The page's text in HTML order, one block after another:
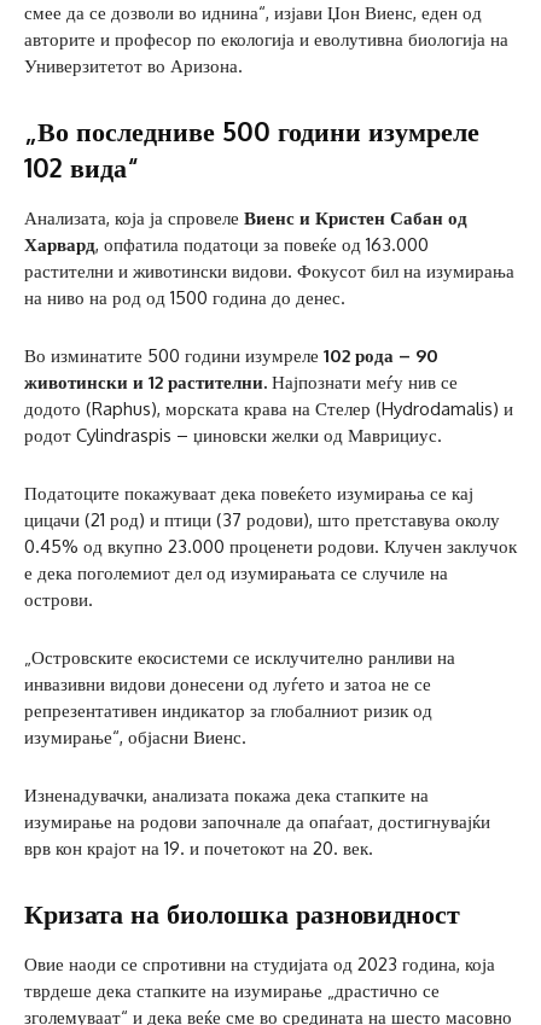
смее да се дозволи во иднина“, изјави Џон Виенс, еден од
авторите и професор по екологија и еволутивна биологија на
Универзитетот во Аризона.
„Во последниве 500 години изумреле
102 вида“
Анализата, која ја спровеле Виенс и Кристен Сабан од
Харвард, опфатила податоци за повеќе од 163.000
растителни и животински видови. Фокусот бил на изумирања
на ниво на род од 1500 година до денес.
Во изминатите 500 години изумреле 102 рода – 90
животински и 12 растителни. Најпознати меѓу нив се
додото (Raphus), морската крава на Стелер (Hydrodamalis) и
родот Cylindraspis – џиновски желки од Маврициус.
Податоците покажуваат дека повеќето изумирања се кај
цицачи (21 род) и птици (37 родови), што претставува околу
0.45% од вкупно 23.000 проценети родови. Клучен заклучок
е дека поголемиот дел од изумирањата се случиле на
острови.
„Островските екосистеми се исклучително ранливи на
инвазивни видови донесени од луѓето и затоа не се
репрезентативен индикатор за глобалниот ризик од
изумирање“, објасни Виенс.
Изненадувачки, анализата покажа дека стапките на
изумирање на родови започнале да опаѓаат, достигнувајќи
врв кон крајот на 19. и почетокот на 20. век.
Кризата на биолошка разновидност
Овие наоди се спротивни на студијата од 2023 година, која
тврдеше дека стапките на изумирање „драстично се
зголемуваат“ и дека веќе сме во средината на шесто масовно